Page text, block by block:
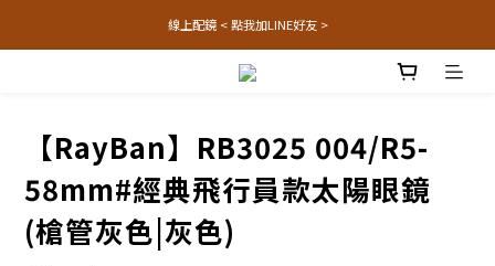
線上配鏡 < 點我加LINE好友 >
【RayBan】RB3025 004/R5-
58mm#經典飛行員款太陽眼鏡
(槍管灰色|灰色)